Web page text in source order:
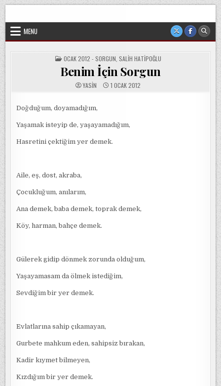
Skip
to
content
veya cemaatin güdümünde ya da tesirinde olmayan, tamamen
MENU
POSTED
IN
OCAK 2012 - SORGUN SALIH HATIPOĞLU
Benim İçin Sorgun
YASIN 1 OCAK 2012
Doğduğum, doyamadığım,
Yaşamak isteyip de, yaşayamadığım,
Hasretini çektiğim yer demek.
Aile, eş, dost, akraba,
Çocukluğum, anılarım,
Ana demek, baba demek, toprak demek,
Köy, harman, bahçe demek.
Gülerek gidip dönmek zorunda olduğum,
Yaşayamasam da ölmek istediğim,
Sevdiğim bir yer demek.
Evlatlarına sahip çıkamayan,
Gurbete mahkum eden, sahipsiz bırakan,
Kadir kıymet bilmeyen,
Kızdığım bir yer demek.